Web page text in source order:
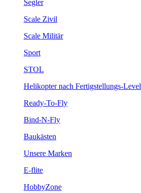
Segler
Scale Zivil
Scale Militär
Sport
STOL
Helikopter nach Fertigstellungs-Level
Ready-To-Fly
Bind-N-Fly
Baukästen
Unsere Marken
E-flite
HobbyZone